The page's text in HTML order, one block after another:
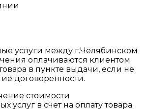
услуги между г.Челябинском
оплачиваются клиентом
в пункте выдачи, если не
договоренности.
стоимости
услуг в счёт на оплату товара.